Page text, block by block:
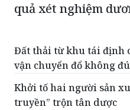
quả xét nghiệm
Đất thải từ khu tái định
vận chuyển đổ không
Khởi tố hai người sản
truyền” trộn tân dược